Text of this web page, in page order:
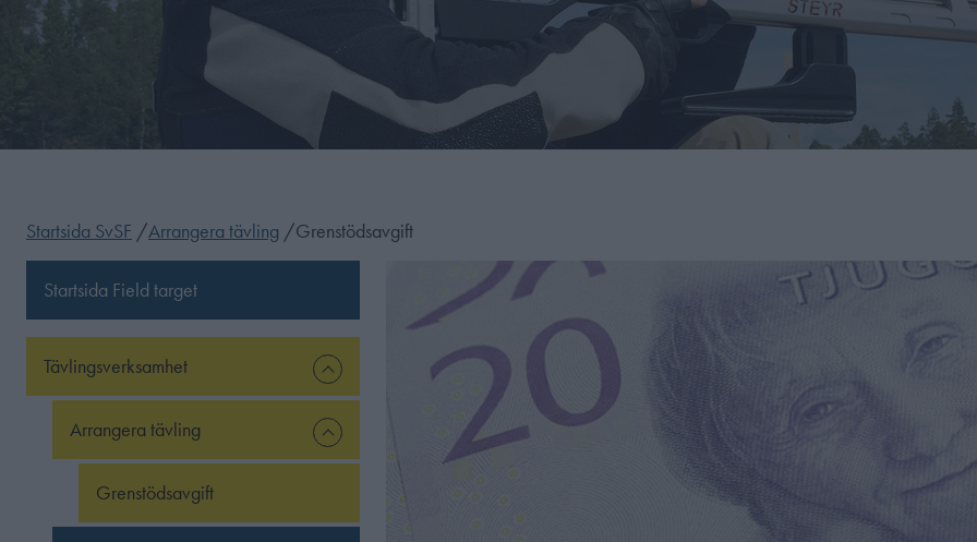
Startsida SvSF /Arrangera tävling /Grenstödsavgift
Startsida Field target
Tävlingsverksamhet
Arrangera tävling
Grenstödsavgift